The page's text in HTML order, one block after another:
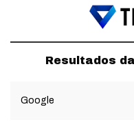
Resultados